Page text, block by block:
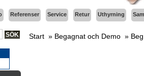
Referenser Service Retur Uthyrning
Start » Begagnat och Demo »